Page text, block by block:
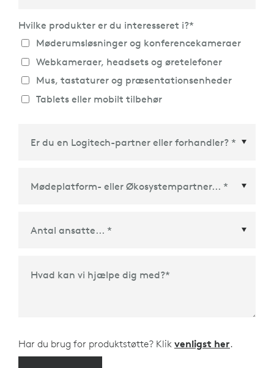
Hvilke produkter er du interesseret i?*
Møderumsløsninger og konferencekameraer
Webkameraer, headsets og øretelefoner
Mus, tastaturer og præsentationsenheder
Tablets eller mobilt tilbehør
Hvad kan vi hjælpe dig med?*
Har du brug for produktstøtte? Klik venligst her.